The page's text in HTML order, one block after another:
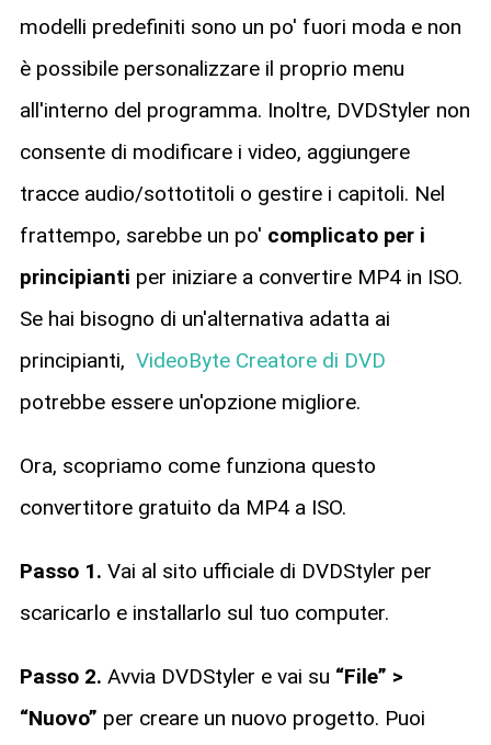
modelli predefiniti sono un po' fuori moda e non
è possibile personalizzare il proprio menu
all'interno del programma. Inoltre, DVDStyler non
consente di modificare i video, aggiungere
tracce audio/sottotitoli o gestire i capitoli. Nel
frattempo, sarebbe un po' complicato per i
principianti per iniziare a convertire MP4 in ISO.
Se hai bisogno di un'alternativa adatta ai
principianti, VideoByte Creatore di DVD
potrebbe essere un'opzione migliore.
Ora, scopriamo come funziona questo
convertitore gratuito da MP4 a ISO.
Passo 1. Vai al sito ufficiale di DVDStyler per
scaricarlo e installarlo sul tuo computer.
Passo 2. Avvia DVDStyler e vai su “File” >
“Nuovo” per creare un nuovo progetto. Puoi